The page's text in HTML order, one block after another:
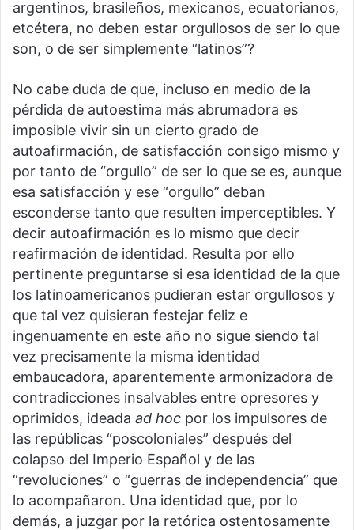
argentinos, brasileños, mexicanos, ecuatorianos,
etcétera, no deben estar orgullosos de ser lo que
son, o de ser simplemente “latinos”?
No cabe duda de que, incluso en medio de la
pérdida de autoestima más abrumadora es
imposible vivir sin un cierto grado de
autoafirmación, de satisfacción consigo mismo y
por tanto de “orgullo” de ser lo que se es, aunque
esa satisfacción y ese “orgullo” deban
esconderse tanto que resulten imperceptibles. Y
decir autoafirmación es lo mismo que decir
reafirmación de identidad. Resulta por ello
pertinente preguntarse si esa identidad de la que
los latinoamericanos pudieran estar orgullosos y
que tal vez quisieran festejar feliz e
ingenuamente en este año no sigue siendo tal
vez precisamente la misma identidad
embaucadora, aparentemente armonizadora de
contradicciones insalvables entre opresores y
oprimidos, ideada ad hoc por los impulsores de
las repúblicas “poscoloniales” después del
colapso del Imperio Español y de las
“revoluciones” o “guerras de independencia” que
lo acompañaron. Una identidad que, por lo
demás, a juzgar por la retórica ostentosamente